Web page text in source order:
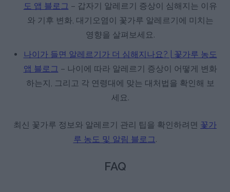
도 앱 블로그 – 갑자기 알레르기 증상이 심해지는 이유
와 기후 변화, 대기오염이 꽃가루 알레르기에 미치는
영향을 살펴보세요.
나이가 들면 알레르기가 더 심해지나요? | 꽃가루 농도
앱 블로그 – 나이에 따라 알레르기 증상이 어떻게 변화
하는지, 그리고 각 연령대에 맞는 대처법을 확인해 보
세요.
최신 꽃가루 정보와 알레르기 관리 팁을 확인하려면 꽃가
루 농도 및 알림 블로그.
FAQ